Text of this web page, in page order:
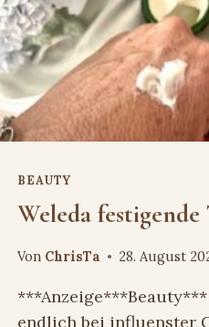
BEAUTY
Weleda festigende
Von ChrisTa 28. August
endlich bei influenster